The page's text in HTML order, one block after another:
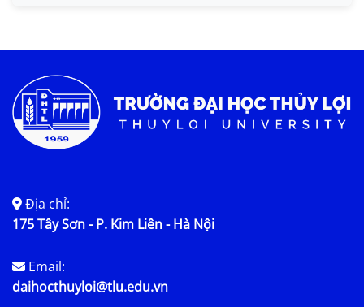
Tin tức chung
Địa chỉ:
175 Tây Sơn - P. Kim Liên - Hà Nội
Email:
daihocthuyloi@tlu.edu.vn